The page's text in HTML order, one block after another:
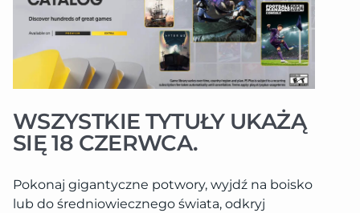
WSZYSTKIE TYTUŁY UKAŻĄ
SIĘ 18 CZERWCA.
Pokonaj gigantyczne potwory, wyjdź na boisko
lub do średniowiecznego świata, odkryj